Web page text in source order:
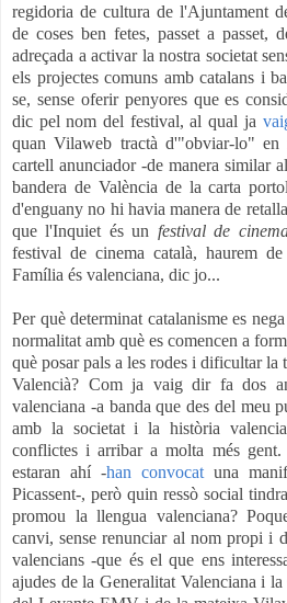
regidoria de cultura de l'Ajuntament
de coses ben fetes, passet a passet,
adreçada a activar la nostra societat
els projectes comuns amb catalans i
se, sense oferir penyores que es
dic pel nom del festival, al qual ja
quanVilaweb tractà d'"obviar-lo" en
cartell anunciador -de manera similar
bandera de València de la carta
d'enguany no hi havia manera de
que l'Inquiet és un festival de
festival de cinema català, haurem
Família és valenciana, dic jo...
Per què determinat catalanisme es
normalitat amb què es comencen a
què posar pals a les rodes i dificultar la
Valencià? Com ja vaig dir fa dos
valenciana -a banda que des del meu
amb la societat i la història
conflictes i arribar a molta més gent.
estaran ahí -han convocat una
Picassent-, però quin ressò social
promou la llengua valenciana?
canvi, sense renunciar al nom propi i
valencians -que és el que ens
ajudes de la Generalitat Valenciana i